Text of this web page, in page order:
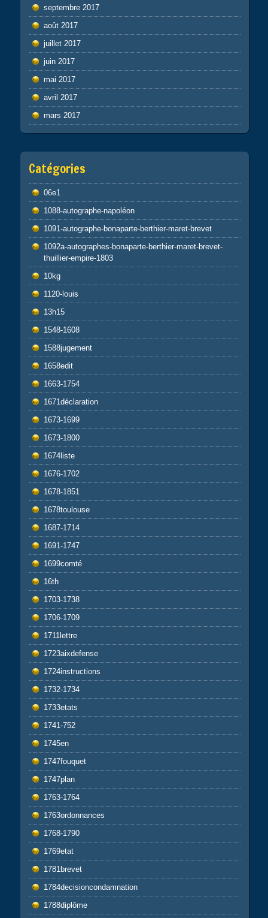
septembre 2017
août 2017
juillet 2017
juin 2017
mai 2017
avril 2017
mars 2017
Catégories
06e1
1088-autographe-napoléon
1091-autographe-bonaparte-berthier-maret-brevet
1092a-autographes-bonaparte-berthier-maret-brevet-
thuillier-empire-1803
10kg
1120-louis
13h15
1548-1608
1588jugement
1658edit
1663-1754
1671déclaration
1673-1699
1673-1800
1674liste
1676-1702
1678-1851
1678toulouse
1687-1714
1691-1747
1699comté
16th
1703-1738
1706-1709
1711lettre
1723aixdefense
1724instructions
1732-1734
1733etats
1741-752
1745en
1747fouquet
1747plan
1763-1764
1763ordonnances
1768-1790
1769etat
1781brevet
1784decisioncondamnation
1788diplôme